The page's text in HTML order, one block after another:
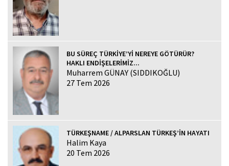
BU SÜREÇ TÜRKİYE’Yİ NEREYE GÖTÜRÜR?
HAKLI ENDİŞELERİMİZ...
Muharrem GÜNAY (SIDDIKOĞLU)
27 Tem 2026
TÜRKEŞNAME / ALPARSLAN TÜRKEŞ’İN HAYATI
Halim Kaya
20 Tem 2026